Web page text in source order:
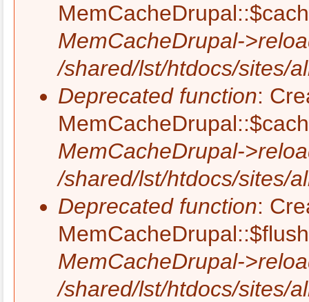
MemCacheDrupal-
/shared/lst/htdocs/sites/
Deprecated function:
MemCacheDrupal-
/shared/lst/htdocs/sites/
Deprecated function:
MemCacheDrupal-
/shared/lst/htdocs/sites/